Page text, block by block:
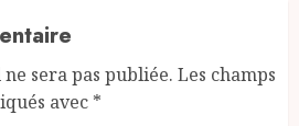
sera pas publiée. Les champs
avec *